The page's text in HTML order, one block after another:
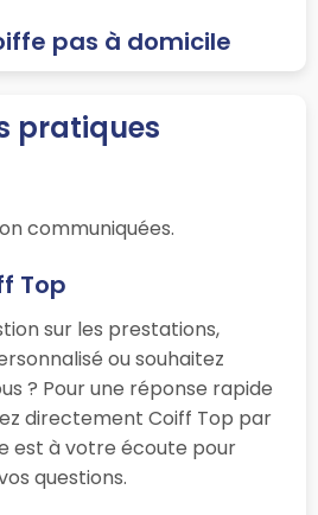
pas à domicile
pratiques
communiquées.
Top
sur les prestations,
ou souhaitez
? Pour une réponse rapide
directement Coiff Top par
est à votre écoute pour
questions.